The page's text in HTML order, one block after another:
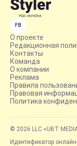
FB
О проекте
Редакционная
Контакты
Команда
О компании
Реклама
Правила
Правовая
Политика
© 2026 LLC «UBT
Идентификатор